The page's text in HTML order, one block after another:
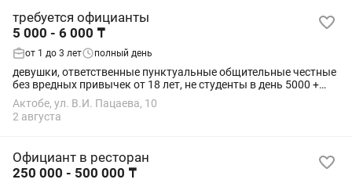
требуется официанты
5 000 - 6 000 ₸
от 1 до 3 лет полный день
девушки, ответственные пунктуальные общительные честные
без вредных привычек от 18 лет, не студенты в день 5000 +
бонусы зп 1 раз в месяц график 2/2 с 10:30 до 23:30 обед
развозка в черте города
Актобе, ул. В.И. Пацаева, 10
2 августа
Официант в ресторан
250 000 - 500 000 ₸